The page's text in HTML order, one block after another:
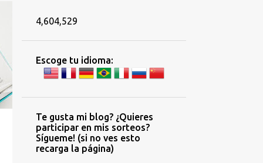
4,604,529
Escoge tu idioma:
Te gusta mi blog? ¿Quieres
participar en mis sorteos?
Sígueme! (si no ves esto
recarga la página)